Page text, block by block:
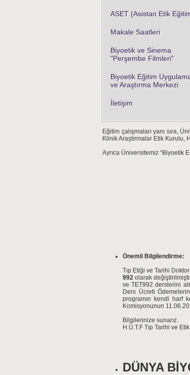
ASET (Asistan Etik
Makale Saatleri
Biyoetik ve Sinema
"Perşembe Filmleri"
Biyoetik Eğitim
ve Araştırma Merkezi
İletişim
Eğitim çalışmaları yanı sıra,
Klinik Araştırmalar Etik Kurulu,
Ayrıca Üniversitemiz “Biyoetik
Önemli Bilgilendirme:
Tıp Etiği ve Tarihi
992 olarak
ve TET992 derslerini
Ders Ücreti
programın kendi harf
Komisyonunun
Bilgilerinize sunarız.
H.Ü.T.F Tıp Tarihi ve
DÜNYA